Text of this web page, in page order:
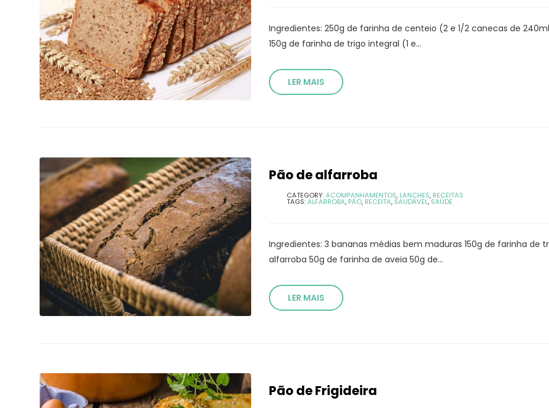
Ingredientes: 250g de farinha de centeio (2 e 1/2 canecas de
150g de farinha de trigo integral (1 e...
LER MAIS
Pão de alfarroba
CATEGORY:ACOMPANHAMENTOS, LANCHES, RECEITAS
TAGS:ALFARROBA, PÃO, RECEITA, SAUDÁVEL,SAÚDE
Ingredientes: 3 bananas médias bem maduras 150g de farinha de
alfarroba 50g de farinha de aveia 50g de...
LER MAIS
Pão de Frigideira
Salada de frango
Salada de frango ao